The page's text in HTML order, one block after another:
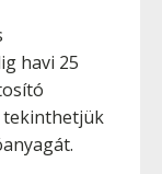
havi 25
tekinthetjük